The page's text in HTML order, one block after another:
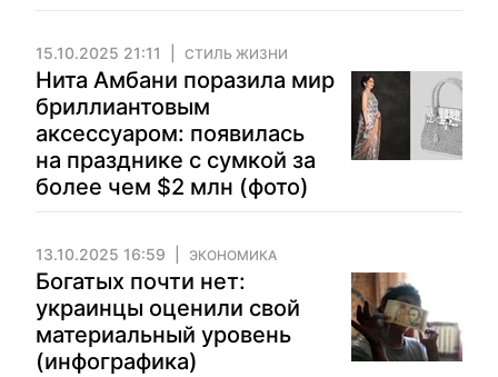
15.10.2025 21:11 СТИЛЬ ЖИЗНИ
Нита Амбани поразила мир
бриллиантовым
аксессуаром: появилась
на празднике с сумкой за
более чем $2 млн (фото)
13.10.2025 16:59 ЭКОНОМИКА
Богатых почти нет:
украинцы оценили свой
материальный уровень
(инфографика)